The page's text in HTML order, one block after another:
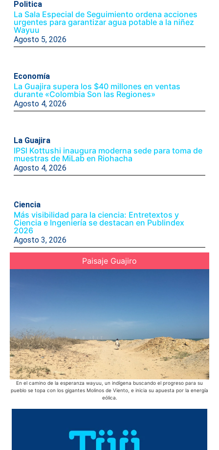
Politica
La Sala Especial de Seguimiento ordena acciones
urgentes para garantizar agua potable a la niñez
Wayuu
Agosto 5, 2026
Economía
La Guajira supera los $40 millones en ventas
durante «Colombia Son las Regiones»
Agosto 4, 2026
La Guajira
IPSI Kottushi inaugura moderna sede para toma de
muestras de MiLab en Riohacha
Agosto 4, 2026
Ciencia
Más visibilidad para la ciencia: Entretextos y
Ciencia e Ingeniería se destacan en Publindex
2026
Agosto 3, 2026
Paisaje Guajiro
En el camino de la esperanza wayuu, un indígena buscando el progreso para su
pueblo se topa con los gigantes Molinos de Viento, e inicia su apuesta por la energía
eólica.